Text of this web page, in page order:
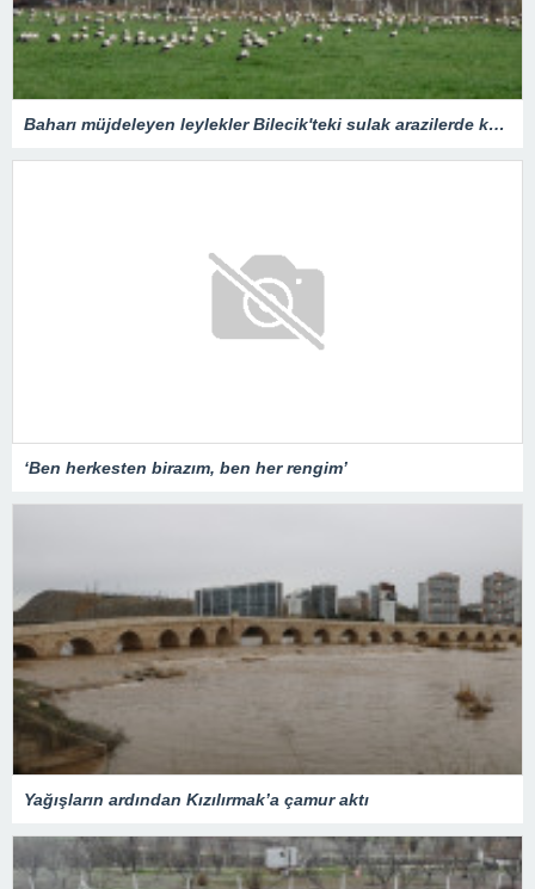
Baharı müjdeleyen leylekler Bilecik'teki sulak arazilerde konakladı
‘Ben herkesten birazım, ben her rengim’
Yağışların ardından Kızılırmak’a çamur aktı